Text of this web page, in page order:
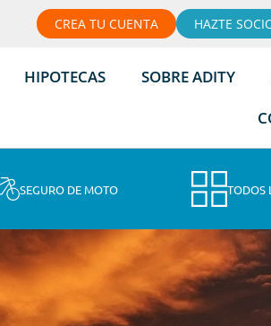
CREA TU CUENTA HAZTE
HIPOTECAS SOBRE ADITY
SEGURO DE MOTO TODOS